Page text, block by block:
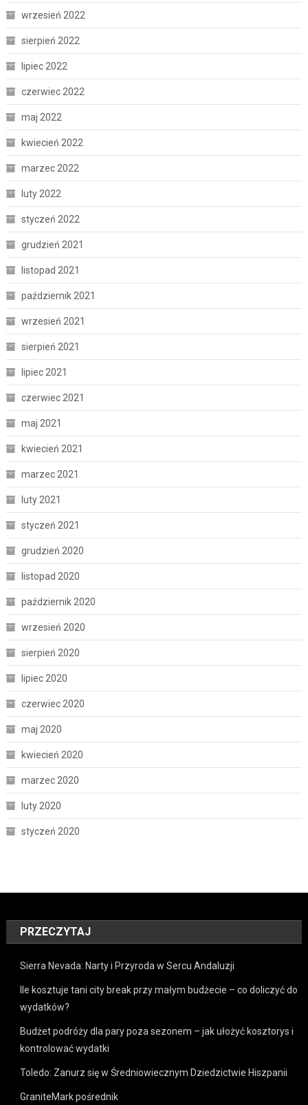
wrzesień 2022
sierpień 2022
lipiec 2022
czerwiec 2022
maj 2022
kwiecień 2022
marzec 2022
luty 2022
styczeń 2022
grudzień 2021
listopad 2021
październik 2021
wrzesień 2021
sierpień 2021
lipiec 2021
czerwiec 2021
maj 2021
kwiecień 2021
marzec 2021
luty 2021
styczeń 2021
grudzień 2020
listopad 2020
październik 2020
wrzesień 2020
sierpień 2020
lipiec 2020
czerwiec 2020
maj 2020
kwiecień 2020
marzec 2020
luty 2020
styczeń 2020
PRZECZYTAJ
Sierra Nevada: Narty i Przyroda w Sercu Andaluzji
Ile kosztuje tani city break przy małym budżecie – co doliczyć do
wydatków?
Budżet podróży dla pary poza sezonem – jak ułożyć kosztorys i
kontrolować wydatki
Toledo: Zanurz się w Średniowiecznym Dziedzictwie Hiszpanii
GraniteMark pośrednik